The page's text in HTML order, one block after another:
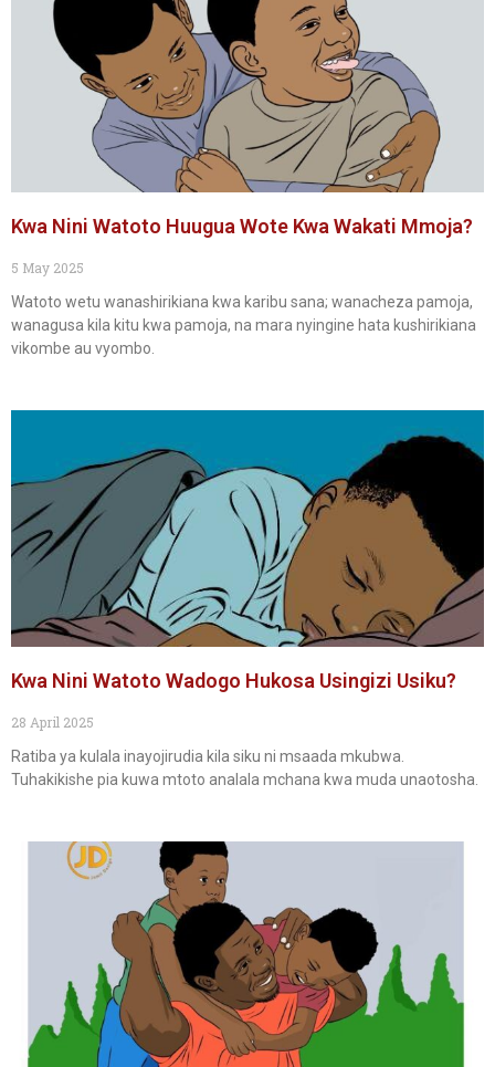
Kwa Nini Watoto Huugua Wote Kwa Wakati Mmoja?
5 May 2025
Watoto wetu wanashirikiana kwa karibu sana; wanacheza pamoja,
wanagusa kila kitu kwa pamoja, na mara nyingine hata kushirikiana
vikombe au vyombo.
Kwa Nini Watoto Wadogo Hukosa Usingizi Usiku?
28 April 2025
Ratiba ya kulala inayojirudia kila siku ni msaada mkubwa.
Tuhakikishe pia kuwa mtoto analala mchana kwa muda unaotosha.